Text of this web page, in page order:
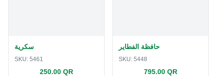
سكرية
SKU: 5461
250.00 QR
حافظة الفطاير
SKU: 5448
795.00 QR